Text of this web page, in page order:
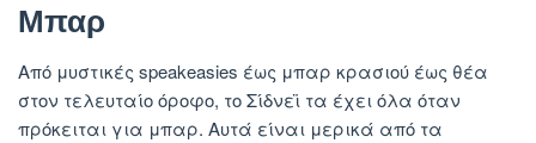
Μπαρ
Από μυστικές speakeasies έως μπαρ κρασιού έως θέα
στον τελευταίο όροφο, το Σίδνεϊ τα έχει όλα όταν
πρόκειται για μπαρ. Αυτά είναι μερικά από τα